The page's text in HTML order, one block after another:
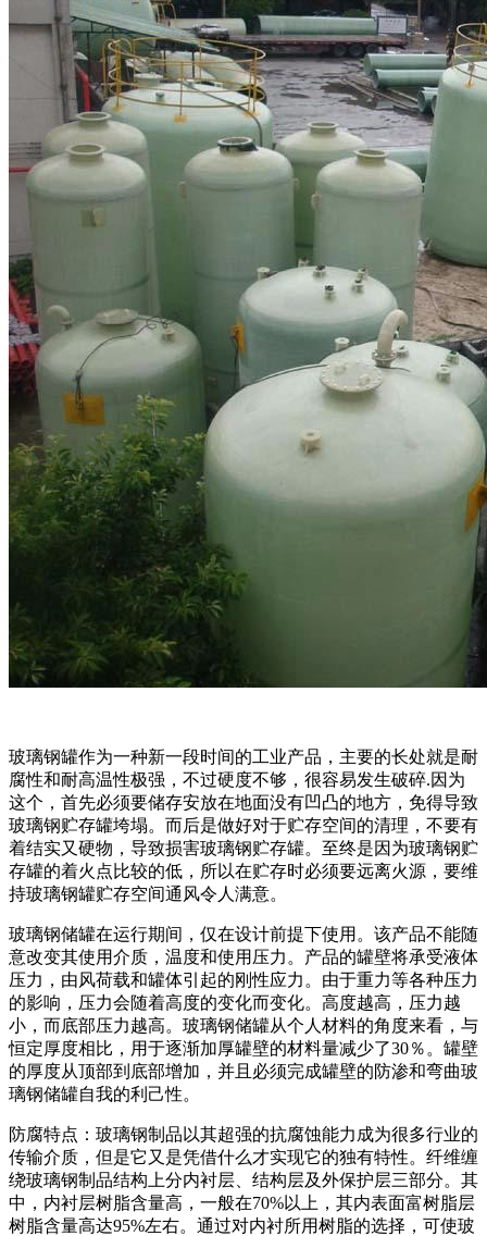
玻璃钢罐作为一种新一段时间的工业产品，主要的长处就是耐
腐性和耐高温性极强，不过硬度不够，很容易发生破碎.因为
这个，首先必须要储存安放在地面没有凹凸的地方，免得导致
玻璃钢贮存罐垮塌。而后是做好对于贮存空间的清理，不要有
着结实又硬物，导致损害玻璃钢贮存罐。至终是因为玻璃钢贮
存罐的着火点比较的低，所以在贮存时必须要远离火源，要维
持玻璃钢罐贮存空间通风令人满意。
玻璃钢储罐在运行期间，仅在设计前提下使用。该产品不能随
意改变其使用介质，温度和使用压力。产品的罐壁将承受液体
压力，由风荷载和罐体引起的刚性应力。由于重力等各种压力
的影响，压力会随着高度的变化而变化。高度越高，压力越
小，而底部压力越高。玻璃钢储罐从个人材料的角度来看，与
恒定厚度相比，用于逐渐加厚罐壁的材料量减少了30％。罐壁
的厚度从顶部到底部增加，并且必须完成罐壁的防渗和弯曲玻
璃钢储罐自我的利己性。
防腐特点：玻璃钢制品以其超强的抗腐蚀能力成为很多行业的
传输介质，但是它又是凭借什么才实现它的独有特性。纤维缠
绕玻璃钢制品结构上分内衬层、结构层及外保护层三部分。其
中，内衬层树脂含量高，一般在70%以上，其内表面富树脂层
树脂含量高达95%左右。通过对内衬所用树脂的选择，可使玻